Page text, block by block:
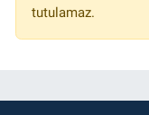
tutulamaz.